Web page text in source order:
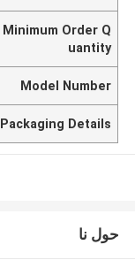
Minimum Order Q
uantity
Model Number
Packaging Details
حول نا